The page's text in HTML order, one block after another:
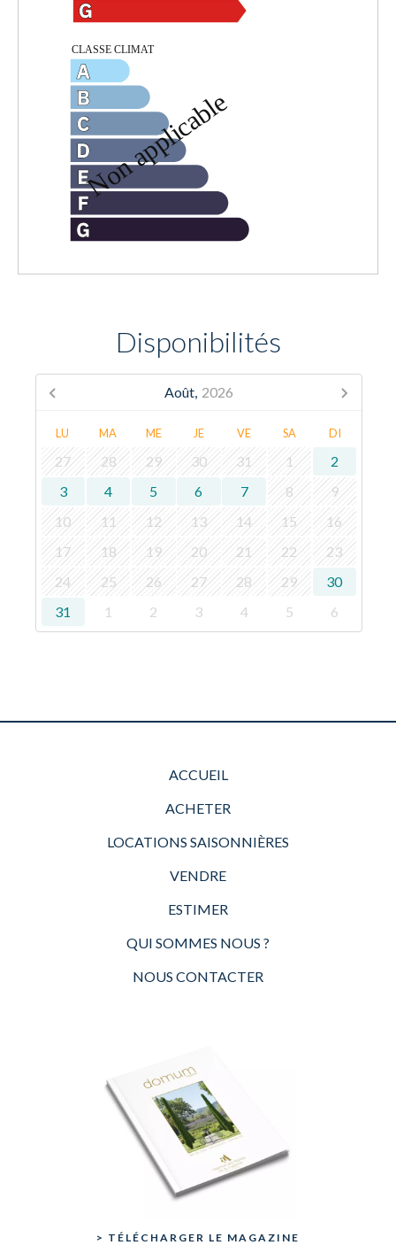
Disponibilités
Août, 2026
LU MA ME JE VE SA DI
27 28 29 30 31 1
2
3
4 5 6 7 8
9
10
11 12 13 14 15
16
17
18 19 20 21 22
23
24
25 26 27 28 29
30
31
1 2 3 4 5 6
ACCUEIL
ACHETER
LOCATIONS SAISONNIÈRES
VENDRE
ESTIMER
QUI SOMMES NOUS ?
NOUS CONTACTER
> TÉLÉCHARGER LE MAGAZINE